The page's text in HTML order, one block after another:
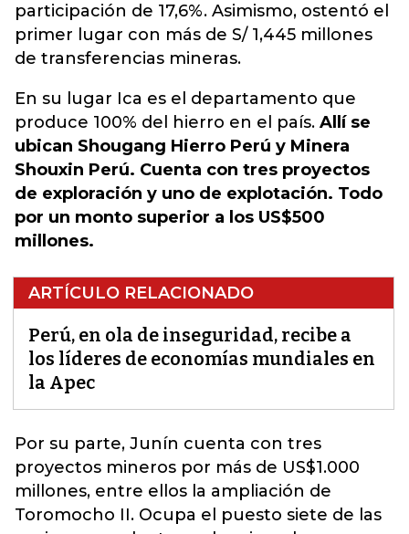
participación de 17,6%. Asimismo, ostentó el
primer lugar con más de S/ 1,445 millones
de transferencias mineras.
En su lugar Ica es el departamento que
produce 100% del hierro en el país. Allí se
ubican Shougang Hierro Perú y Minera
Shouxin Perú. Cuenta con tres proyectos
de exploración y uno de explotación. Todo
por un monto superior a los US$500
millones.
ARTÍCULO RELACIONADO
Perú, en ola de inseguridad, recibe a
los líderes de economías mundiales en
la Apec
Por su parte, Junín cuenta con tres
proyectos mineros por más de US$1.000
millones, entre ellos la ampliación de
Toromocho II. Ocupa el puesto siete de las